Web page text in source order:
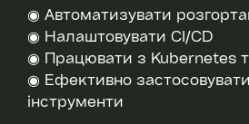
◉ Автоматизувати
◉ Налаштовувати CI/CD
◉ Працювати з Kubernetes
◉ Ефективно
інструменти